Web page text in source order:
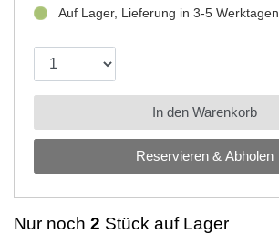
Reservieren & Abholen
Auf Lager, Lieferung in 3-5 Werktagen
In den Warenkorb
Nur noch 2 Stück auf Lager